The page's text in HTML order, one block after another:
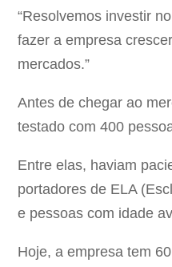
“Resolvemos investir
fazer a empresa
mercados.”
Antes de chegar ao
testado com 400
Entre elas, haviam
portadores de ELA
e pessoas com idade
Hoje, a empresa tem